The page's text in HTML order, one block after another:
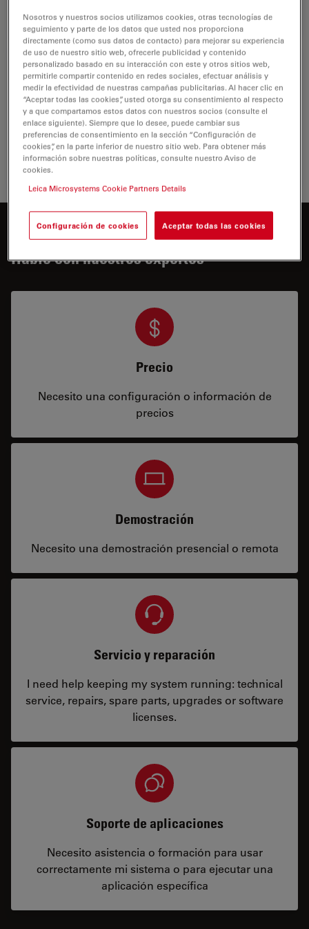
Biopharma
Para el sector biofarmacéutico, las soluciones de Leica
ayudan a acelerar el descubrimiento de fármacos,
mejoran el análisis celular y garantizan la integridad de
los datos de acuerdo con la…
¿Desea saber más?
Hable con nuestros expertos
Precio
Necesito una configuración o información de
precios
Demostración
Necesito una demostración presencial o remota
Servicio y reparación
I need help keeping my system running: technical
service, repairs, spare parts, upgrades or software
licenses.
Soporte de aplicaciones
Necesito asistencia o formación para usar
correctamente mi sistema o para ejecutar una
aplicación específica
Nosotros y nuestros socios utilizamos cookies, otras tecnologías de
seguimiento y parte de los datos que usted nos proporciona
directamente (como sus datos de contacto) para mejorar su experiencia
de uso de nuestro sitio web, ofrecerle publicidad y contenido
personalizado basado en su interacción con este y otros sitios web,
permitirle compartir contenido en redes sociales, efectuar análisis y
medir la efectividad de nuestras campañas publicitarias. Al hacer clic en
“Aceptar todas las cookies”, usted otorga su consentimiento al respecto
y a que compartamos estos datos con nuestros socios (consulte el
enlace siguiente). Siempre que lo desee, puede cambiar sus
preferencias de consentimiento en la sección “Configuración de
cookies”, en la parte inferior de nuestro sitio web. Para obtener más
información sobre nuestras políticas, consulte nuestro Aviso de
cookies.
Leica Microsystems Cookie Partners Details
Configuración de cookies Aceptar todas las cookies